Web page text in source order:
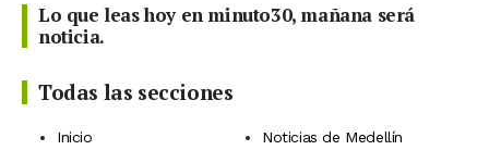
Lo que leas hoy en minuto30, mañana será
noticia.
Todas las secciones
Inicio
Noticias de Medellín